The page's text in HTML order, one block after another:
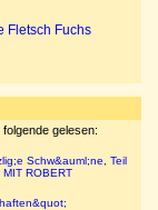
Fletsch Fuchs
gelesen:
Schw&auml;ne, Teil
MIT ROBERT